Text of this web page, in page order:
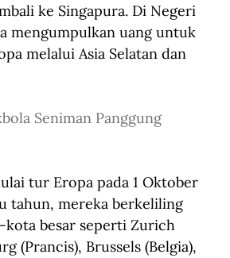
ke Singapura. Di Negeri
mengumpulkan uang untuk
melalui Asia Selatan dan
Seniman Panggung
tur Eropa pada 1 Oktober
tahun, mereka berkeliling
kota besar seperti Zurich
(Prancis), Brussels (Belgia),